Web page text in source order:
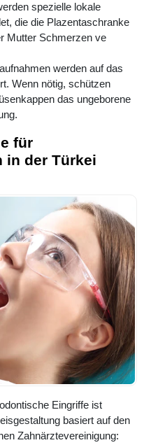
spezielle lokale
die die Plazentaschranke
Mutter Schmerzen ve
werden auf das
Wenn nötig, schützen
das ungeborene
für
in der Türkei
Eingriffe ist
basiert auf den
Zahnärztevereinigung: